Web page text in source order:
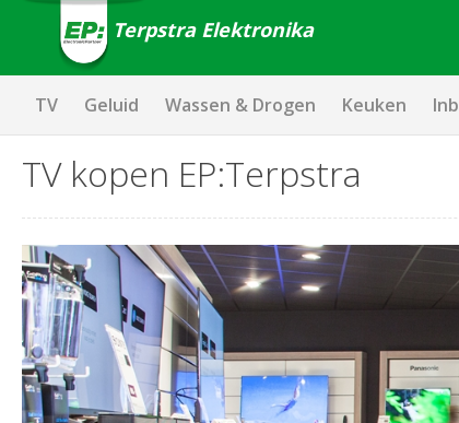
Terpstra Elektronika
TV Geluid Wassen & Drogen Keuken
TV kopen EP:Terpstra